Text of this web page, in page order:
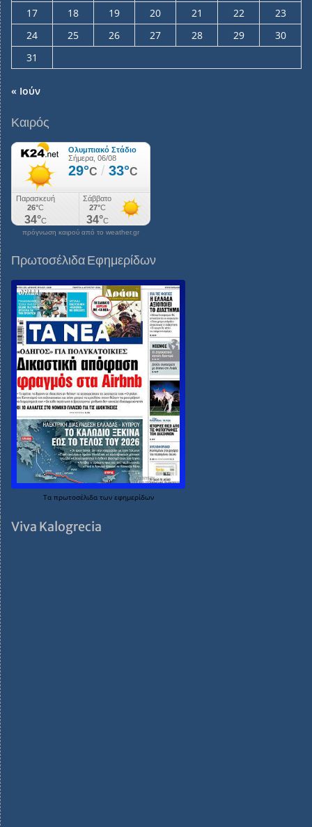
17
18 19 20 21 22
23
24
25 26 27 28 29
30
31
« Ιούν
Καιρός
πρόγνωση καιρού από το weather.gr
Πρωτοσέλιδα Εφημερίδων
Τα πρωτοσέλιδα των εφημερίδων
Viva Kalogrecia